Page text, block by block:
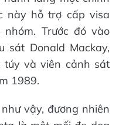
này hỗ trợ cấp visa
Trước đó vào
sát Donald Mackay,
túy và viên cảnh sát
1989.
vậy, đương nhiên